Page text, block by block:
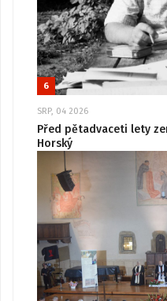
6
SRP, 04 2026
Před pětadvaceti lety
Horský